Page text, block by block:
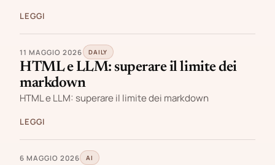
LEGGI
11 MAGGIO 2026 DAILY
HTML e LLM: superare il limite dei
markdown
HTML e LLM: superare il limite dei markdown
LEGGI
6 MAGGIO 2026 AI